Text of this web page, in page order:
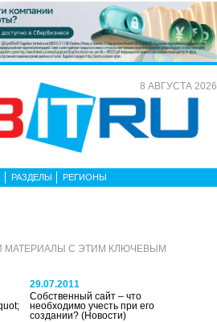
8 АВГУСТА 2026
РАЗДЕЛЫ РЕГИОНЫ
МАТЕРИАЛЫ С ЭТИМ КЛЮЧЕВЫМ
29.07.2011
Собственный сайт – что
необходимо учесть при его
создании?(Новости)